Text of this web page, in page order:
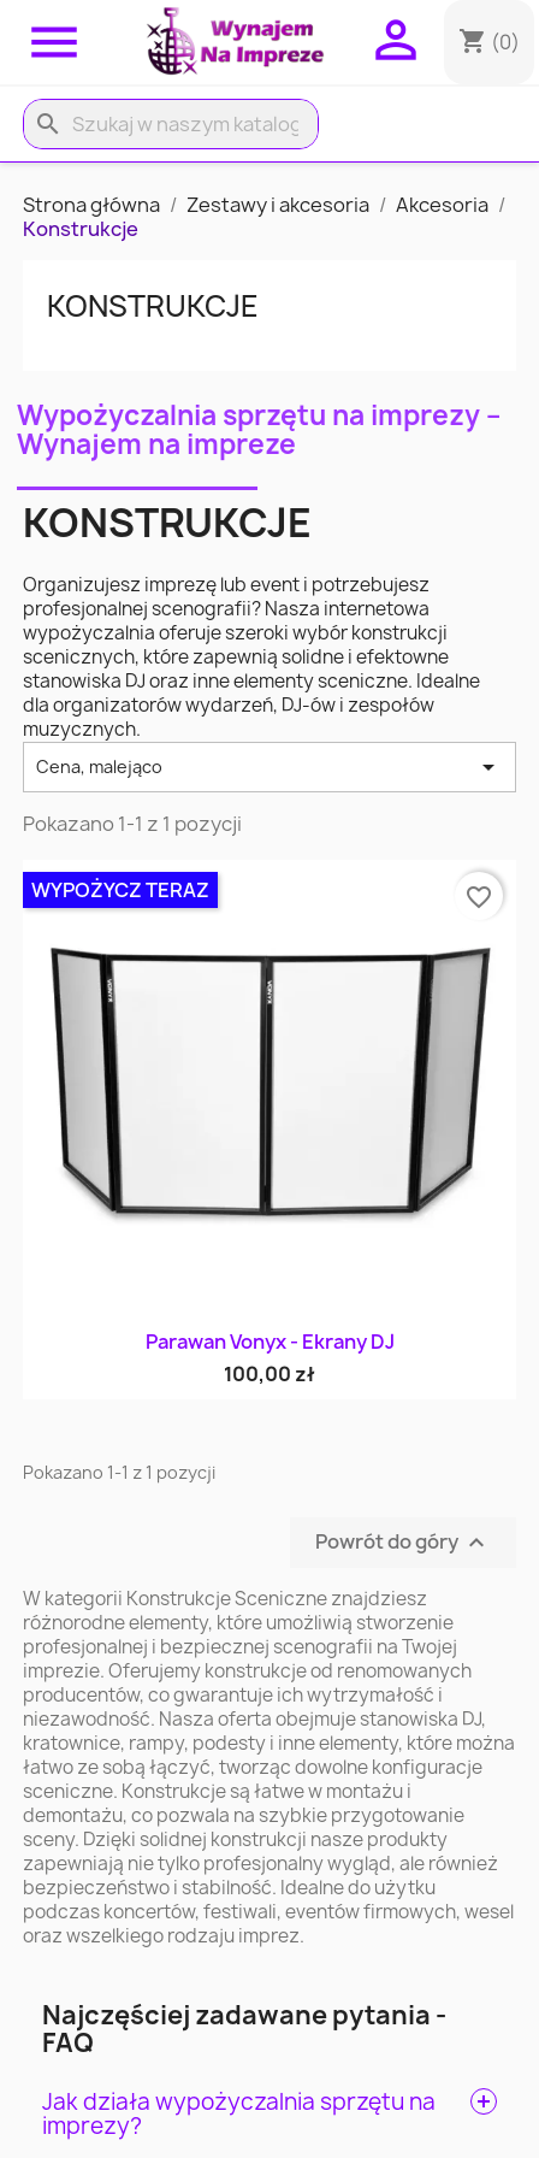
 shopping_cart (0)

search
Strona główna Zestawy i akcesoria
Akcesoria
Konstrukcje
KONSTRUKCJE
Wypożyczalnia sprzętu na imprezy –
Wynajem na impreze
KONSTRUKCJE
Organizujesz imprezę lub event i potrzebujesz
profesjonalnej scenografii? Nasza internetowa
wypożyczalnia oferuje szeroki wybór konstrukcji
scenicznych, które zapewnią solidne i efektowne
stanowiska DJ oraz inne elementy sceniczne. Idealne
dla organizatorów wydarzeń, DJ-ów i zespołów
muzycznych.
Cena, malejąco 
Pokazano 1-1 z 1 pozycji
Parawan Vonyx - Ekrany DJ
100,00 zł
WYPOŻYCZ TERAZ favorite_border
Pokazano 1-1 z 1 pozycji
Powrót do góry 
W kategorii Konstrukcje Sceniczne znajdziesz
różnorodne elementy, które umożliwią stworzenie
profesjonalnej i bezpiecznej scenografii na Twojej
imprezie. Oferujemy konstrukcje od renomowanych
producentów, co gwarantuje ich wytrzymałość i
niezawodność. Nasza oferta obejmuje stanowiska DJ,
kratownice, rampy, podesty i inne elementy, które można
łatwo ze sobą łączyć, tworząc dowolne konfiguracje
sceniczne. Konstrukcje są łatwe w montażu i
demontażu, co pozwala na szybkie przygotowanie
sceny. Dzięki solidnej konstrukcji nasze produkty
zapewniają nie tylko profesjonalny wygląd, ale również
bezpieczeństwo i stabilność. Idealne do użytku
podczas koncertów, festiwali, eventów firmowych, wesel
oraz wszelkiego rodzaju imprez.
Najczęściej zadawane pytania -
FAQ
Jak działa wypożyczalnia sprzętu na
imprezy?